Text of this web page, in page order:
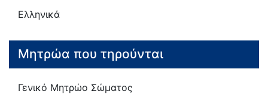
Ελληνικά
Μητρώα που τηρούνται
Γενικό Μητρώο Σώματος